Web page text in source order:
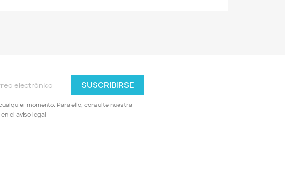
momento. Para ello, consulte nuestra
el aviso legal.